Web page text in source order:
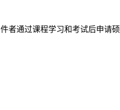
者通过课程学习和考试后申请硕